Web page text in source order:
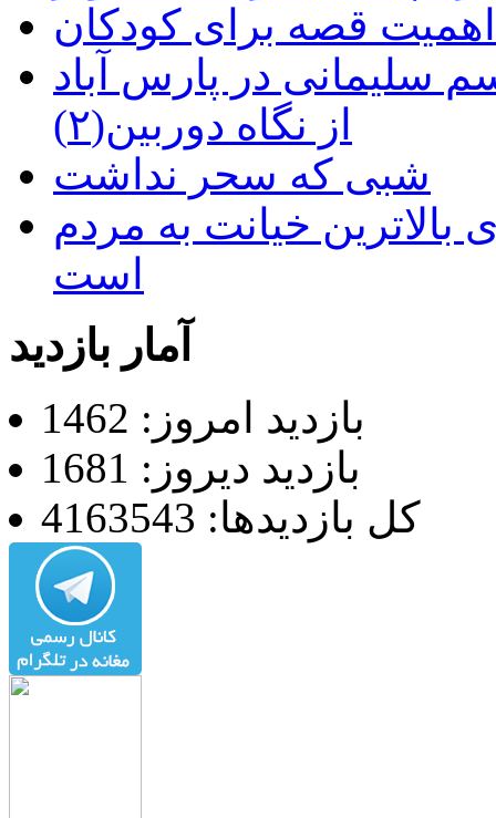
سلیمانی در پارس آباد
از نگاه دوربین(۲)
شبی که سحر نداشت
خیانت به مردم
است
آمار بازدید
بازدید امروز: 1462
بازدید دیروز: 1681
کل بازدیدها: 4163543